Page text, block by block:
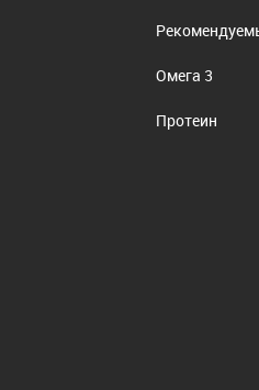
Омега 3
Протеин